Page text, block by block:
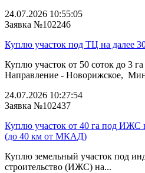
24.07.2026 10:55:05
Заявка №102246
Куплю участок под ТЦ на далее
Куплю участок от 50 соток до 3
Направление - Новорижское,
24.07.2026 10:27:54
Заявка №102437
Куплю участок от 40 га под ИЖС
(до 40 км от МКАД)
Куплю земельный участок под
строительство (ИЖС) на...